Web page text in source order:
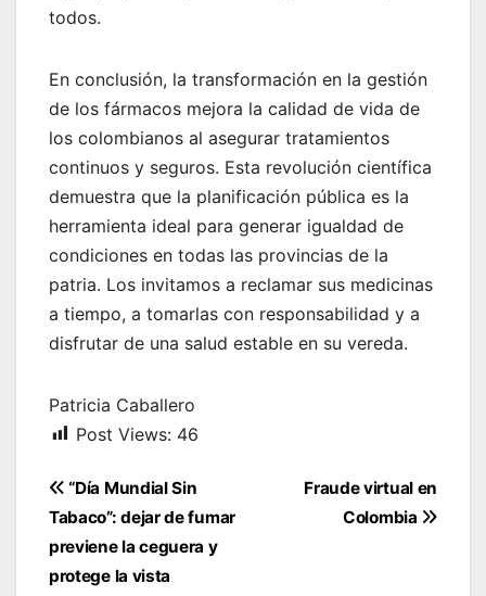
todos.
En conclusión, la transformación en la gestión
de los fármacos mejora la calidad de vida de
los colombianos al asegurar tratamientos
continuos y seguros. Esta revolución científica
demuestra que la planificación pública es la
herramienta ideal para generar igualdad de
condiciones en todas las provincias de la
patria. Los invitamos a reclamar sus medicinas
a tiempo, a tomarlas con responsabilidad y a
disfrutar de una salud estable en su vereda.
Patricia Caballero
Post Views: 46
Navegación
de
entradas
Fraude virtual en
Colombia
“Día Mundial Sin
Tabaco”: dejar de fumar
previene la ceguera y
protege la vista